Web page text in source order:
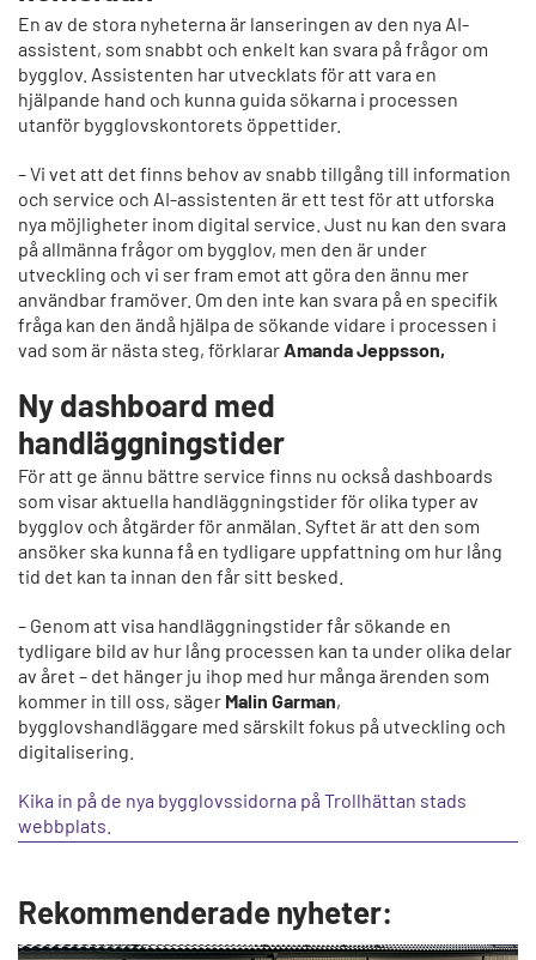
En av de stora nyheterna är lanseringen av den nya AI-
assistent, som snabbt och enkelt kan svara på frågor om
bygglov. Assistenten har utvecklats för att vara en
hjälpande hand och kunna guida sökarna i processen
utanför bygglovskontorets öppettider.
– Vi vet att det finns behov av snabb tillgång till information
och service och AI-assistenten är ett test för att utforska
nya möjligheter inom digital service. Just nu kan den svara
på allmänna frågor om bygglov, men den är under
utveckling och vi ser fram emot att göra den ännu mer
användbar framöver. Om den inte kan svara på en specifik
fråga kan den ändå hjälpa de sökande vidare i processen i
vad som är nästa steg, förklarar Amanda Jeppsson,
Ny dashboard med
handläggningstider
För att ge ännu bättre service finns nu också dashboards
som visar aktuella handläggningstider för olika typer av
bygglov och åtgärder för anmälan. Syftet är att den som
ansöker ska kunna få en tydligare uppfattning om hur lång
tid det kan ta innan den får sitt besked.
– Genom att visa handläggningstider får sökande en
tydligare bild av hur lång processen kan ta under olika delar
av året – det hänger ju ihop med hur många ärenden som
kommer in till oss, säger Malin Garman,
bygglovshandläggare med särskilt fokus på utveckling och
digitalisering.
Kika in på de nya bygglovssidorna på Trollhättan stads
webbplats.
Rekommenderade nyheter: